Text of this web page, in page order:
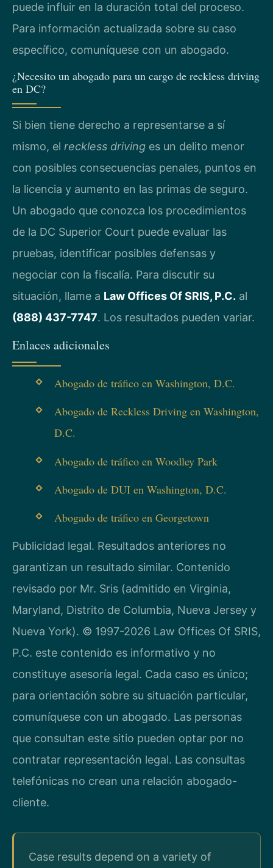
puede influir en la duración total del proceso.
Para información actualizada sobre su caso
específico, comuníquese con un abogado.
¿Necesito un abogado para un cargo de reckless driving
en DC?
Si bien tiene derecho a representarse a sí
mismo, el reckless driving es un delito menor
con posibles consecuencias penales, puntos en
la licencia y aumento en las primas de seguro.
Un abogado que conozca los procedimientos
de la DC Superior Court puede evaluar las
pruebas, identificar posibles defensas y
negociar con la fiscalía. Para discutir su
situación, llame a Law Offices Of SRIS, P.C. al
(888) 437-7747. Los resultados pueden variar.
Enlaces adicionales
Abogado de tráfico en Washington, D.C.
Abogado de Reckless Driving en Washington,
D.C.
Abogado de tráfico en Woodley Park
Abogado de DUI en Washington, D.C.
Abogado de tráfico en Georgetown
Publicidad legal. Resultados anteriores no
garantizan un resultado similar. Contenido
revisado por Mr. Sris (admitido en Virginia,
Maryland, Distrito de Columbia, Nueva Jersey y
Nueva York). © 1997-2026 Law Offices Of SRIS,
P.C. este contenido es informativo y no
constituye asesoría legal. Cada caso es único;
para orientación sobre su situación particular,
comuníquese con un abogado. Las personas
que consultan este sitio pueden optar por no
contratar representación legal. Las consultas
telefónicas no crean una relación abogado-
cliente.
Case results depend on a variety of